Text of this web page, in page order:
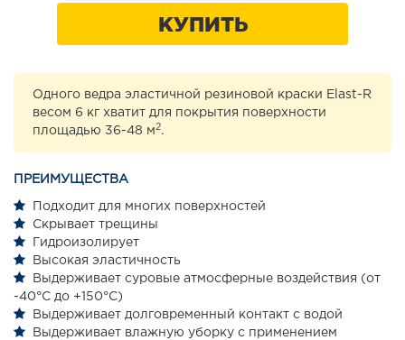
КУПИТЬ
Одного ведра эластичной резиновой краски Elast-R
весом 6 кг хватит для покрытия поверхности
площадью 36-48 м 2.
ПРЕИМУЩЕСТВА
Подходит для многих поверхностей
Скрывает трещины
Гидроизолирует
Высокая эластичность
Выдерживает суровые атмосферные воздействия (от
-40°С до +150°С)
Выдерживает долговременный контакт с водой
Выдерживает влажную уборку с применением